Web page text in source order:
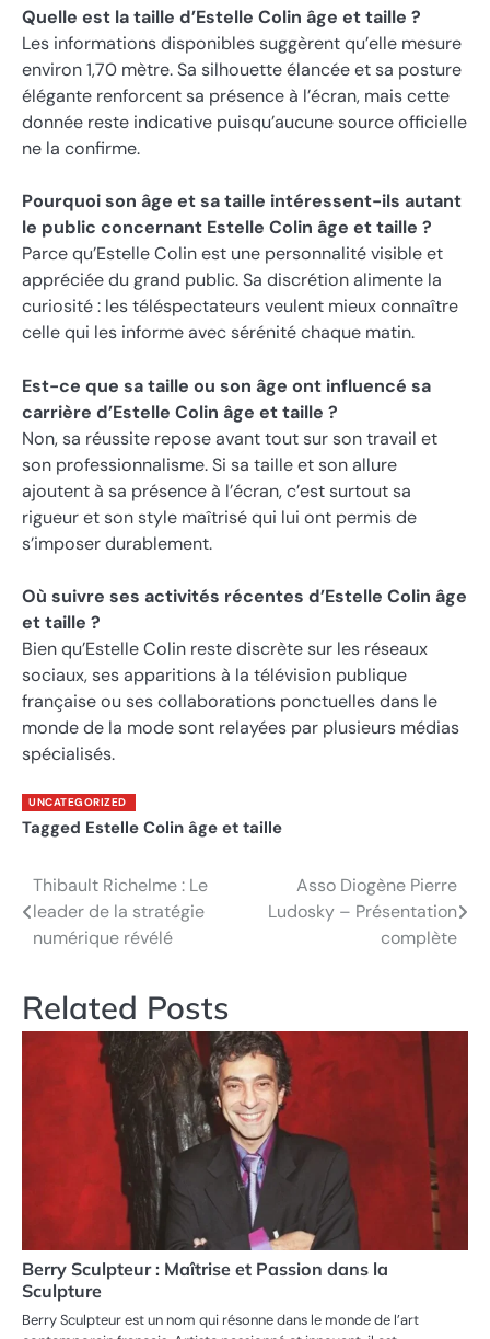
Quelle est la taille d’Estelle Colin âge et taille ?
Les informations disponibles suggèrent qu’elle mesure
environ 1,70 mètre. Sa silhouette élancée et sa posture
élégante renforcent sa présence à l’écran, mais cette
donnée reste indicative puisqu’aucune source officielle
ne la confirme.
Pourquoi son âge et sa taille intéressent-ils autant
le public concernant Estelle Colin âge et taille ?
Parce qu’Estelle Colin est une personnalité visible et
appréciée du grand public. Sa discrétion alimente la
curiosité : les téléspectateurs veulent mieux connaître
celle qui les informe avec sérénité chaque matin.
Est-ce que sa taille ou son âge ont influencé sa
carrière d’Estelle Colin âge et taille ?
Non, sa réussite repose avant tout sur son travail et
son professionnalisme. Si sa taille et son allure
ajoutent à sa présence à l’écran, c’est surtout sa
rigueur et son style maîtrisé qui lui ont permis de
s’imposer durablement.
Où suivre ses activités récentes d’Estelle Colin âge
et taille ?
Bien qu’Estelle Colin reste discrète sur les réseaux
sociaux, ses apparitions à la télévision publique
française ou ses collaborations ponctuelles dans le
monde de la mode sont relayées par plusieurs médias
spécialisés.
UNCATEGORIZED
Tagged Estelle Colin âge et taille
Post
navigation
Thibault Richelme : Le
leader de la stratégie
numérique révélé
Asso Diogène Pierre
Ludosky – Présentation
complète
Related Posts
Berry Sculpteur : Maîtrise et Passion dans la
Sculpture
Berry Sculpteur est un nom qui résonne dans le monde de l’art